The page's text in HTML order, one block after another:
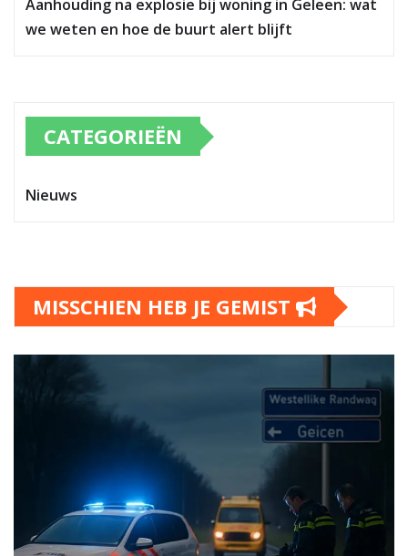
Aanhouding na explosie bij woning in Geleen: wat
we weten en hoe de buurt alert blijft
CATEGORIEËN
Nieuws
MISSCHIEN HEB JE GEMIST